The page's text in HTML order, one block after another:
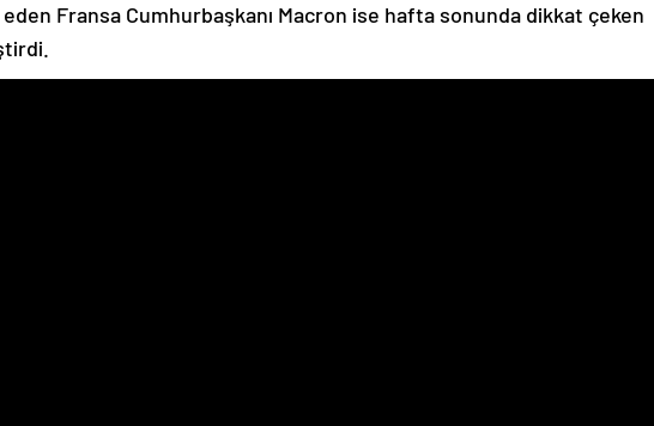
Fransa Cumhurbaşkanı Macron ise hafta sonunda dikkat çeken